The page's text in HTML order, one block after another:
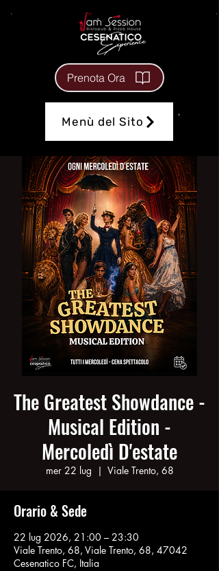
Menù del Sito
Prenota Ora
The Greatest Showdance -
Musical Edition -
Mercoledì D'estate
mer 22 lug
  |
Viale Trento, 68
Orario & Sede
22 lug 2026, 21:00 – 23:30
Viale Trento, 68, Viale Trento, 68, 47042
Cesenatico FC, Italia